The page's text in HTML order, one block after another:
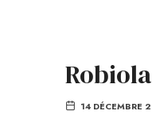
Robiola
14 DÉCEMBRE